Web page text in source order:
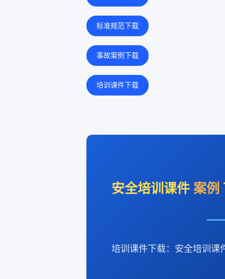
标准规范下载
事故案例下载
培训课件下载
安全培训课件 案例
培训课件下载：安全培训课